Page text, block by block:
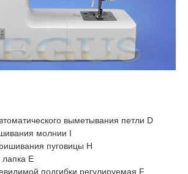
выметывания петли D
молнии I
пуговицы H
E
подгибки регулируемая F